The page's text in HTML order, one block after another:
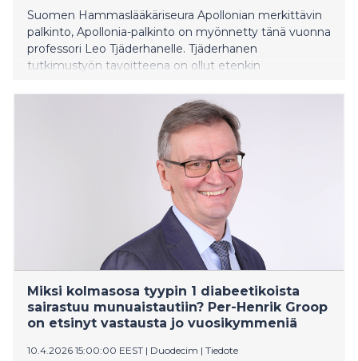
Suomen Hammaslääkäriseura Apollonian merkittävin
palkinto, Apollonia-palkinto on myönnetty tänä vuonna
professori Leo Tjäderhanelle. Tjäderhanen
tutkimustyön tavoitteena on ollut etenkin
palkinto jaettiin nyt 16. kerran tunnustuksena pitkästä
ja arvostetusta tutkijan urasta.
Miksi kolmasosa tyypin 1 diabeetikoista
sairastuu munuaistautiin? Per-Henrik Groop
on etsinyt vastausta jo vuosikymmeniä
10.4.2026 15:00:00 EEST | Duodecim | Tiedote